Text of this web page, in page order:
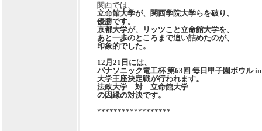
関西では、
立命館大学が、関西学院大学らを破り、
優勝です。
京都大学が、リッツこと立命館大学を、
あと一歩のところまで追い詰めたのが、
印象的でした。
12月21日には、
パナソニック電工杯 第63回 毎日甲子園ボウル
大学王座決定戦が行われます。
法政大学 対 立命館大学
の因縁の対決です。
******************